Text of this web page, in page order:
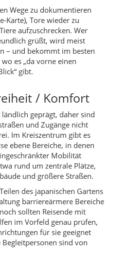
Wege zu dokumentieren
Karte), Tore wieder zu
aufzuschrecken. Wer
grüßt, wird meist
– und bekommt im besten
es „da vorne einen
gibt.
/ Komfort
geprägt, daher sind
und Zugänge nicht
Im Kreiszentrum gibt es
ebene Bereiche, in denen
Mobilität
rund um zentrale Plätze,
und größere Straßen.
des japanischen Gartens
barriereärmere Bereiche
sollten Reisende mit
im Vorfeld genau prüfen,
für sie geeignet
sind von